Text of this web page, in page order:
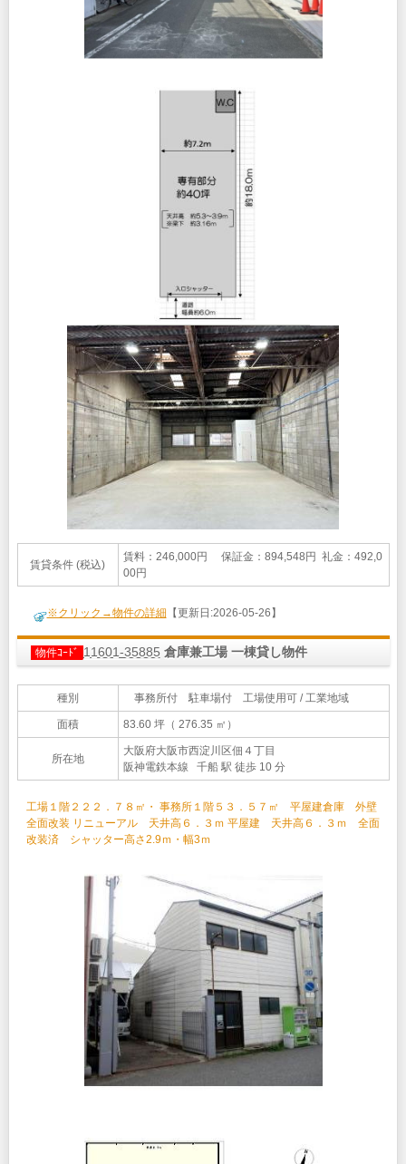
賃貸条件 (税込)
賃料：246,000円 保証金：894,548円 礼金：492,0
00円
※クリック→物件の詳細 【更新日:2026-05-26】
物件ｺｰﾄﾞ 11601-35885 倉庫兼工場 一棟貸し物件
種別 事務所付 駐車場付 工場使用可 / 工業地域
面積 83.60 坪（ 276.35 ㎡）
所在地
大阪府大阪市西淀川区佃４丁目
阪神電鉄本線 千船 駅 徒歩 10 分
工場１階２２２．７８㎡・ 事務所１階５３．５７㎡ 平屋建倉庫 外壁
全面改装 リニューアル 天井高６．３ｍ 平屋建 天井高６．３ｍ 全面
改装済 シャッター高さ2.9ｍ・幅3ｍ